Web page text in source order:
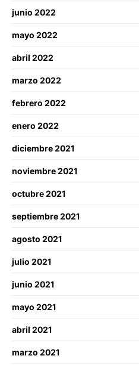
junio 2022
mayo 2022
abril 2022
marzo 2022
febrero 2022
enero 2022
diciembre 2021
noviembre 2021
octubre 2021
septiembre 2021
agosto 2021
julio 2021
junio 2021
mayo 2021
abril 2021
marzo 2021